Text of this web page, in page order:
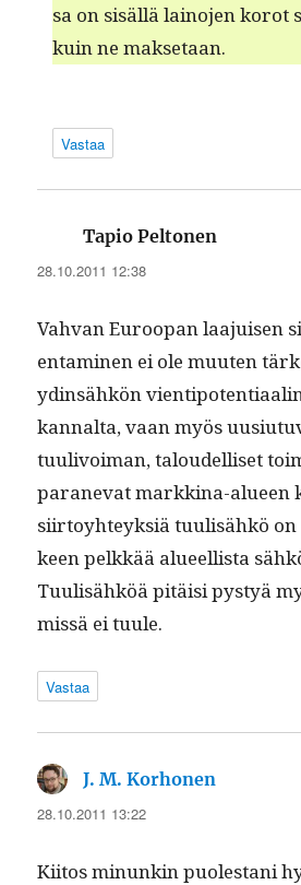
sa on sisäl­lä lain­o­jen korot
kuin ne maksetaan.
Vastaa
Tapio Peltonen
28.10.2011 12:38
Vah­van Euroopan laa­juisen
en­t­a­mi­nen ei ole muuten
ydin­sähkön
kannal­ta, vaan myös
tuulivoiman, taloudel­liset
paranevat markki­na-alueen
siir­toy­hteyk­siä tuulisähkö
keen pelkkää alueel­lista
Tuulisähköä pitäisi pystyä
mis­sä ei tuule.
Vastaa
J. M. Korhonen
28.10.2011 13:22
Kiitos min­unkin puolestani